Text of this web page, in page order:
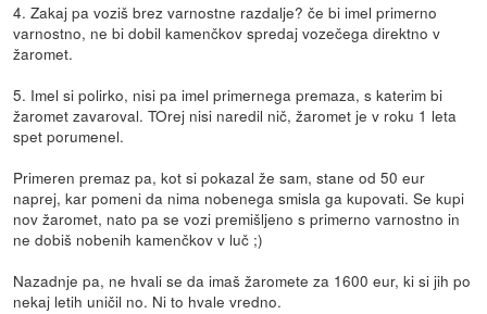
4. Zakaj pa voziš brez varnostne razdalje? če bi imel primerno
varnostno, ne bi dobil kamenčkov spredaj vozečega direktno v
žaromet.
5. Imel si polirko, nisi pa imel primernega premaza, s katerim bi
žaromet zavaroval. TOrej nisi naredil nič, žaromet je v roku 1 leta
spet porumenel.
Primeren premaz pa, kot si pokazal že sam, stane od 50 eur
naprej, kar pomeni da nima nobenega smisla ga kupovati. Se kupi
nov žaromet, nato pa se vozi premišljeno s primerno varnostno in
ne dobiš nobenih kamenčkov v luč ;)
Nazadnje pa, ne hvali se da imaš žaromete za 1600 eur, ki si jih po
nekaj letih uničil no. Ni to hvale vredno.